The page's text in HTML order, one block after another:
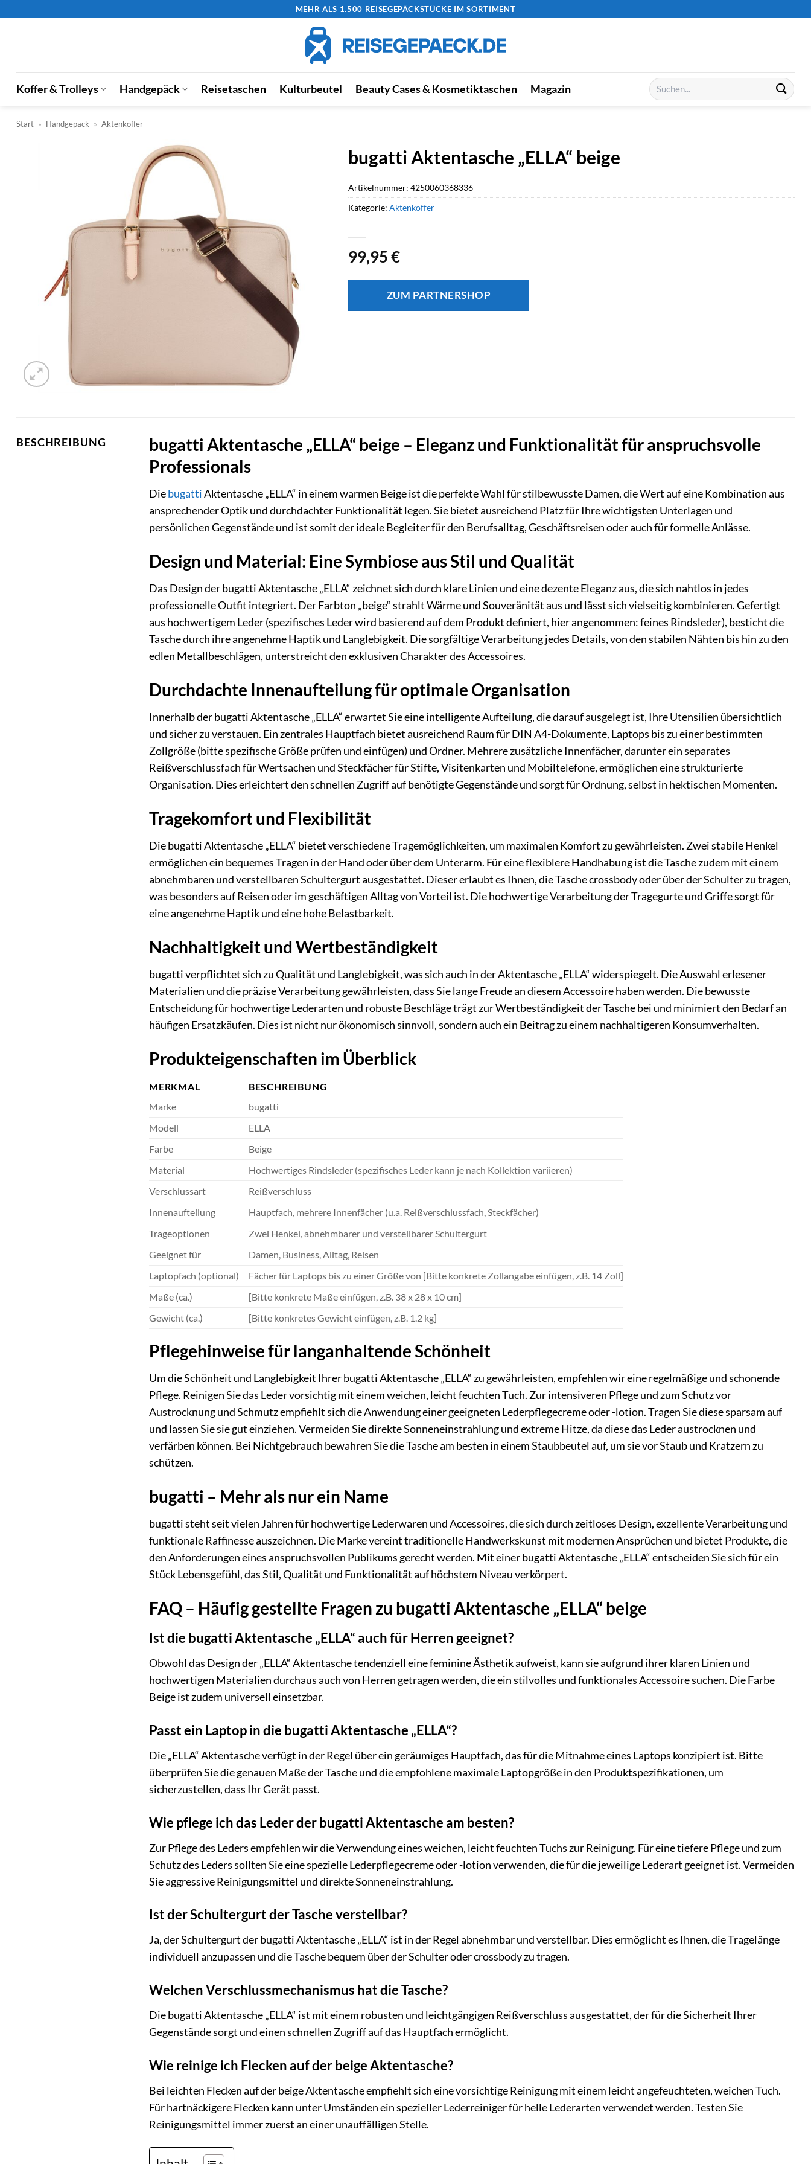
MEHR ALS 1.500 REISEGEPÄCKSTÜCKE IM SORTIMENT
Koffer & Trolleys Handgepäck Reisetaschen Kulturbeutel Beauty Cases & Kosmetiktaschen Magazin
Suchen
nach:
Start » Handgepäck » Aktenkoffer
bugatti Aktentasche „ELLA“ beige
99,95€
ZUM PARTNERSHOP
Artikelnummer: 4250060368336
Kategorie: Aktenkoffer
BESCHREIBUNG
bugatti Aktentasche „ELLA“ beige – Eleganz und Funktionalität für anspruchsvolle
Professionals
DiebugattiAktentasche „ELLA“ in einem warmen Beige ist die perfekte Wahl für stilbewusste Damen, die Wert auf eine Kombination aus
ansprechender Optik und durchdachter Funktionalität legen. Sie bietet ausreichend Platz für Ihre wichtigsten Unterlagen und
persönlichen Gegenstände und ist somit der ideale Begleiter für den Berufsalltag, Geschäftsreisen oder auch für formelle Anlässe.
Design und Material: Eine Symbiose aus Stil und Qualität
Das Design der bugatti Aktentasche „ELLA“ zeichnet sich durch klare Linien und eine dezente Eleganz aus, die sich nahtlos in jedes
professionelle Outfit integriert. Der Farbton „beige“ strahlt Wärme und Souveränität aus und lässt sich vielseitig kombinieren. Gefertigt
aus hochwertigem Leder (spezifisches Leder wird basierend auf dem Produkt definiert, hier angenommen: feines Rindsleder), besticht die
Tasche durch ihre angenehme Haptik und Langlebigkeit. Die sorgfältige Verarbeitung jedes Details, von den stabilen Nähten bis hin zu den
edlen Metallbeschlägen, unterstreicht den exklusiven Charakter des Accessoires.
Durchdachte Innenaufteilung für optimale Organisation
Innerhalb der bugatti Aktentasche „ELLA“ erwartet Sie eine intelligente Aufteilung, die darauf ausgelegt ist, Ihre Utensilien übersichtlich
und sicher zu verstauen. Ein zentrales Hauptfach bietet ausreichend Raum für DIN A4-Dokumente, Laptops bis zu einer bestimmten
Zollgröße (bitte spezifische Größe prüfen und einfügen) und Ordner. Mehrere zusätzliche Innenfächer, darunter ein separates
Reißverschlussfach für Wertsachen und Steckfächer für Stifte, Visitenkarten und Mobiltelefone, ermöglichen eine strukturierte
Organisation. Dies erleichtert den schnellen Zugriff auf benötigte Gegenstände und sorgt für Ordnung, selbst in hektischen Momenten.
Tragekomfort und Flexibilität
Die bugatti Aktentasche „ELLA“ bietet verschiedene Tragemöglichkeiten, um maximalen Komfort zu gewährleisten. Zwei stabile Henkel
ermöglichen ein bequemes Tragen in der Hand oder über dem Unterarm. Für eine flexiblere Handhabung ist die Tasche zudem mit einem
abnehmbaren und verstellbaren Schultergurt ausgestattet. Dieser erlaubt es Ihnen, die Tasche crossbody oder über der Schulter zu tragen,
was besonders auf Reisen oder im geschäftigen Alltag von Vorteil ist. Die hochwertige Verarbeitung der Tragegurte und Griffe sorgt für
eine angenehme Haptik und eine hohe Belastbarkeit.
Nachhaltigkeit und Wertbeständigkeit
bugatti verpflichtet sich zu Qualität und Langlebigkeit, was sich auch in der Aktentasche „ELLA“ widerspiegelt. Die Auswahl erlesener
Materialien und die präzise Verarbeitung gewährleisten, dass Sie lange Freude an diesem Accessoire haben werden. Die bewusste
Entscheidung für hochwertige Lederarten und robuste Beschläge trägt zur Wertbeständigkeit der Tasche bei und minimiert den Bedarf an
häufigen Ersatzkäufen. Dies ist nicht nur ökonomisch sinnvoll, sondern auch ein Beitrag zu einem nachhaltigeren Konsumverhalten.
Produkteigenschaften im Überblick
MERKMAL
BESCHREIBUNG
Marke
bugatti
Modell
ELLA
Farbe
Beige
Material
Hochwertiges Rindsleder (spezifisches Leder kann je nach Kollektion variieren)
Verschlussart
Reißverschluss
Innenaufteilung
Hauptfach, mehrere Innenfächer (u.a. Reißverschlussfach, Steckfächer)
Trageoptionen
Zwei Henkel, abnehmbarer und verstellbarer Schultergurt
Geeignet für
Damen, Business, Alltag, Reisen
Laptopfach (optional)
Fächer für Laptops bis zu einer Größe von [Bitte konkrete Zollangabe einfügen, z.B. 14 Zoll]
Maße (ca.)
[Bitte konkrete Maße einfügen, z.B. 38 x 28 x 10 cm]
Gewicht (ca.)
[Bitte konkretes Gewicht einfügen, z.B. 1.2 kg]
Pflegehinweise für langanhaltende Schönheit
Um die Schönheit und Langlebigkeit Ihrer bugatti Aktentasche „ELLA“ zu gewährleisten, empfehlen wir eine regelmäßige und schonende
Pflege. Reinigen Sie das Leder vorsichtig mit einem weichen, leicht feuchten Tuch. Zur intensiveren Pflege und zum Schutz vor
Austrocknung und Schmutz empfiehlt sich die Anwendung einer geeigneten Lederpflegecreme oder -lotion. Tragen Sie diese sparsam auf
und lassen Sie sie gut einziehen. Vermeiden Sie direkte Sonneneinstrahlung und extreme Hitze, da diese das Leder austrocknen und
verfärben können. Bei Nichtgebrauch bewahren Sie die Tasche am besten in einem Staubbeutel auf, um sie vor Staub und Kratzern zu
schützen.
bugatti – Mehr als nur ein Name
bugatti steht seit vielen Jahren für hochwertige Lederwaren und Accessoires, die sich durch zeitloses Design, exzellente Verarbeitung und
funktionale Raffinesse auszeichnen. Die Marke vereint traditionelle Handwerkskunst mit modernen Ansprüchen und bietet Produkte, die
den Anforderungen eines anspruchsvollen Publikums gerecht werden. Mit einer bugatti Aktentasche „ELLA“ entscheiden Sie sich für ein
Stück Lebensgefühl, das Stil, Qualität und Funktionalität auf höchstem Niveau verkörpert.
FAQ – Häufig gestellte Fragen zu bugatti Aktentasche „ELLA“ beige
Ist die bugatti Aktentasche „ELLA“ auch für Herren geeignet?
Obwohl das Design der „ELLA“ Aktentasche tendenziell eine feminine Ästhetik aufweist, kann sie aufgrund ihrer klaren Linien und
hochwertigen Materialien durchaus auch von Herren getragen werden, die ein stilvolles und funktionales Accessoire suchen. Die Farbe
Beige ist zudem universell einsetzbar.
Passt ein Laptop in die bugatti Aktentasche „ELLA“?
Die „ELLA“ Aktentasche verfügt in der Regel über ein geräumiges Hauptfach, das für die Mitnahme eines Laptops konzipiert ist. Bitte
überprüfen Sie die genauen Maße der Tasche und die empfohlene maximale Laptopgröße in den Produktspezifikationen, um
sicherzustellen, dass Ihr Gerät passt.
Wie pflege ich das Leder der bugatti Aktentasche am besten?
Zur Pflege des Leders empfehlen wir die Verwendung eines weichen, leicht feuchten Tuchs zur Reinigung. Für eine tiefere Pflege und zum
Schutz des Leders sollten Sie eine spezielle Lederpflegecreme oder -lotion verwenden, die für die jeweilige Lederart geeignet ist. Vermeiden
Sie aggressive Reinigungsmittel und direkte Sonneneinstrahlung.
Ist der Schultergurt der Tasche verstellbar?
Ja, der Schultergurt der bugatti Aktentasche „ELLA“ ist in der Regel abnehmbar und verstellbar. Dies ermöglicht es Ihnen, die Tragelänge
individuell anzupassen und die Tasche bequem über der Schulter oder crossbody zu tragen.
Welchen Verschlussmechanismus hat die Tasche?
Die bugatti Aktentasche „ELLA“ ist mit einem robusten und leichtgängigen Reißverschluss ausgestattet, der für die Sicherheit Ihrer
Gegenstände sorgt und einen schnellen Zugriff auf das Hauptfach ermöglicht.
Wie reinige ich Flecken auf der beige Aktentasche?
Bei leichten Flecken auf der beige Aktentasche empfiehlt sich eine vorsichtige Reinigung mit einem leicht angefeuchteten, weichen Tuch.
Für hartnäckigere Flecken kann unter Umständen ein spezieller Lederreiniger für helle Lederarten verwendet werden. Testen Sie
Reinigungsmittel immer zuerst an einer unauffälligen Stelle.